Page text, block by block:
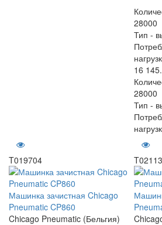
28000
Тип -
16
28000
Тип -
T019704
Машинка зачистная Chicago
Pneumatic CP860
Chicago Pneumatic (Бельгия)